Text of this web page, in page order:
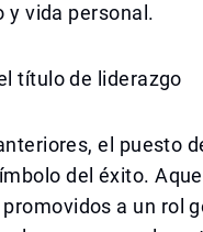
y vida personal.
título de liderazgo
el puesto
del éxito.
a un rol